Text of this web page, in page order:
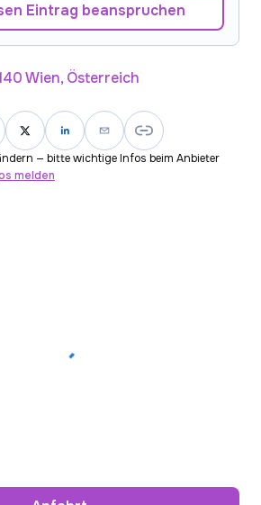
Eintrag beanspruchen
Wien, Österreich
— bitte wichtige Infos beim Anbieter
melden